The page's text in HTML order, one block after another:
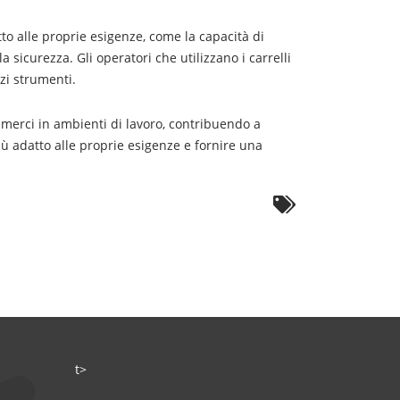
alle proprie esigenze, come la capacità di
sicurezza. Gli operatori che utilizzano i carrelli
strumenti.
in ambienti di lavoro, contribuendo a
adatto alle proprie esigenze e fornire una
t>